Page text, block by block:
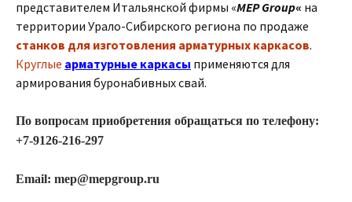
представителем Итальянской фирмы «MEP Group« на
территории Урало-Сибирского региона по продаже
станков для изготовления арматурных каркасов.
Круглые арматурные каркасы применяются для
армирования буронабивных свай.
По вопросам приобретения обращаться по телефону:
+7-9126-216-297
Email: mep@mepgroup.ru